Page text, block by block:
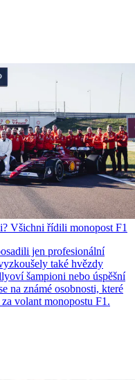
Všichni řídili monopost F1
jen profesionální
také hvězdy
šampioni nebo úspěšní
na známé osobnosti, které
volant monopostu F1.